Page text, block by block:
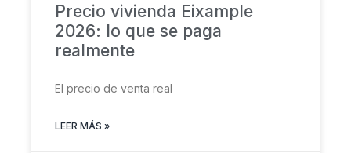
Precio vivienda Eixample
2026: lo que se paga
realmente
El precio de venta real
LEER MÁS »